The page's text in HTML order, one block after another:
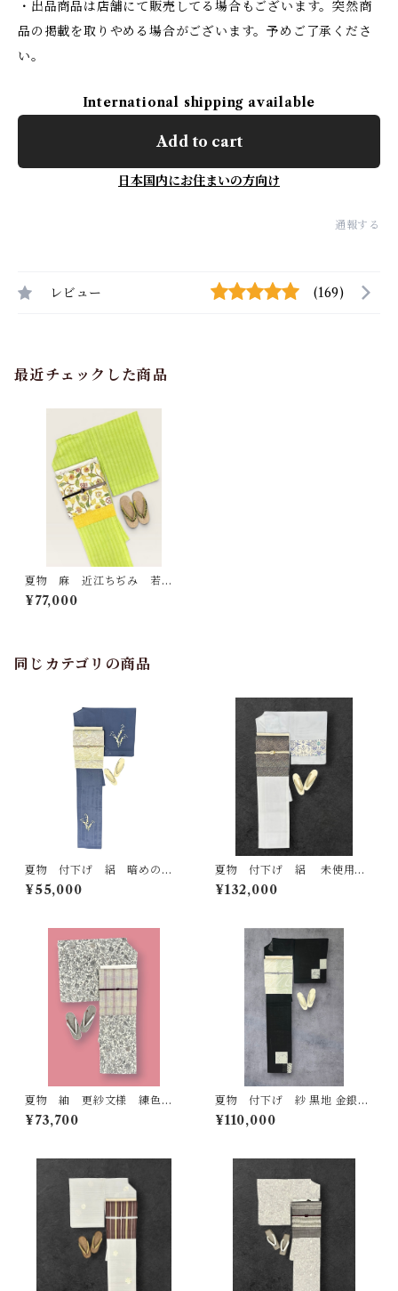
・出品商品は店舗にて販売してる場合もございます。突然商
品の掲載を取りやめる場合がございます。予めご了承くださ
い。
International shipping available
Add to cart
日本国内にお住まいの方向け
通報する
レビュー (169)
最近チェックした商品
夏物 麻 近江ちぢみ 若苗
色×若草色 ストライプ お仕
立て品 裄丈 69㎝ K6839
¥77,000
同じカテゴリの商品
夏物 付下げ 絽 暗めの薄
花色の地 流水と草花 反端
つき ガード加工済み 裄丈6
¥55,000
夏物 付下げ 絽 未使用
品 月白色の地に型染めの唐
花文様 作家物 しつけ糸
¥132,000
夏物 紬 更紗文様 練色の
地 鈍色 墨色 銀煤竹色などの
シックで上品なお色味 裄丈
¥73,700
夏物 付下げ 紗 黒地 金銀彩
砂色系の疋田市松に雪輪など
裄丈 72㎝ K6549
¥110,000